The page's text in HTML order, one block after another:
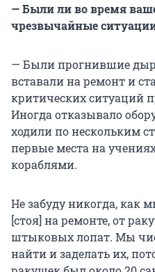
— Были ли во время
чрезвычайные
— Были прогнившие
вставали на ремонт и
критических ситуаций
Иногда отказывало
ходили по нескольким
первые места на
кораблями.
Не забуду никогда, как
[стоя] на ремонте, от
штыковых лопат. Мы
найти и заделать их,